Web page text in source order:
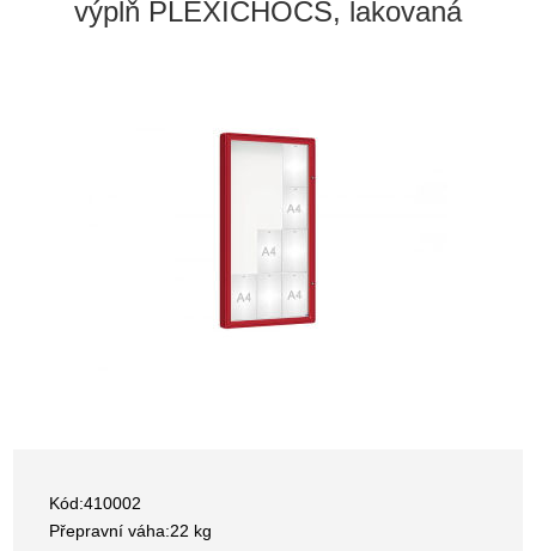
výplň PLEXICHOCS, lakovaná
Kód:410002
Přepravní váha:22 kg